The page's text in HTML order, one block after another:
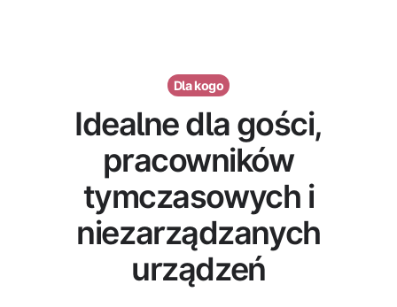
Dla kogo
Idealne dla gości,
pracowników
tymczasowych i
niezarządzanych
urządzeń